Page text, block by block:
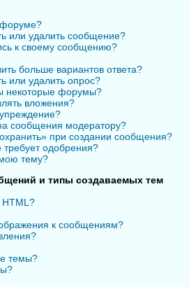
форуме?
или удалить сообщение?
к своему сообщению?
больше вариантов ответа?
или удалить опрос?
некоторые форумы?
вложения?
сообщения модератору?
при создании сообщения?
одобрения?
тему?
и типы создаваемых тем
HTML?
к сообщениям?
темы?